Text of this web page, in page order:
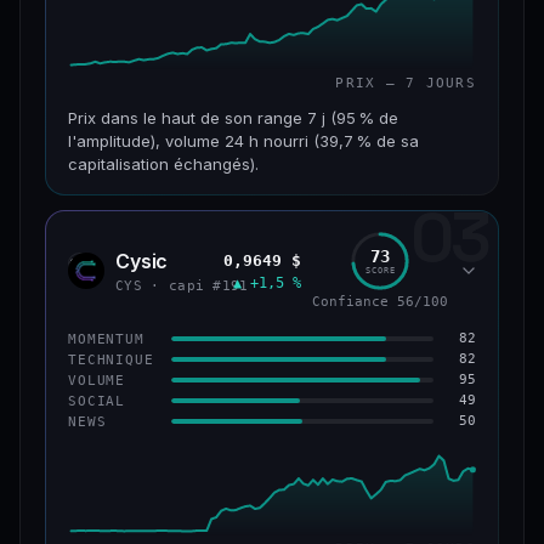
PRIX — 7 JOURS
Prix dans le haut de son range 7 j (95 % de
l'amplitude), volume 24 h nourri (39,7 % de sa
capitalisation échangés).
CAP. MARCHÉ VOLUME 24 H
VAR. 7 J VAR. 30 J
+203,1 %
VS ATH
−86,3 % #235
CONFIANCE 67/100
03
CYS Cysic
CYS · capi #191
0,9649 $
▲ +1,5 %
73
SCORE
Confiance 56/100
MOMENTUM 82
TECHNIQUE 82
VOLUME 95
SOCIAL 49
NEWS 50